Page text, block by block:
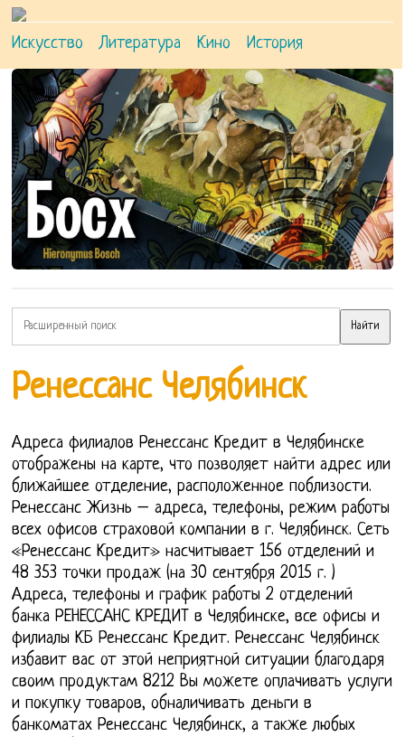
Искусство Литература Кино История
Ренессанс Челябинск
Адреса филиалов Ренессанс Кредит в Челябинске
отображены на карте, что позволяет найти адрес или
ближайшее отделение, расположенное поблизости.
Ренессанс Жизнь – адреса, телефоны, режим работы
всех офисов страховой компании в г. Челябинск. Сеть
«Ренессанс Кредит» насчитывает 156 отделений и
48 353 точки продаж (на 30 сентября 2015 г. )
Адреса, телефоны и график работы 2 отделений
банка РЕНЕССАНС КРЕДИТ в Челябинске, все офисы и
филиалы КБ Ренессанс Кредит. Ренессанс Челябинск
избавит вас от этой неприятной ситуации благодаря
своим продуктам 8212 Вы можете оплачивать услуги
и покупку товаров, обналичивать деньги в
банкоматах Ренессанс Челябинск, а также любых